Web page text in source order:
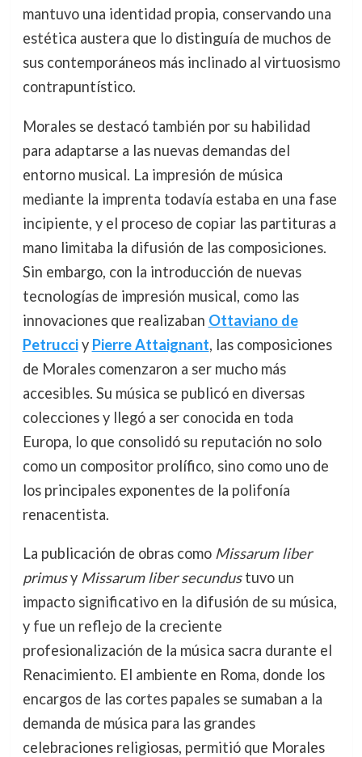
mantuvo una identidad propia, conservando una
estética austera que lo distinguía de muchos de
sus contemporáneos más inclinado al virtuosismo
contrapuntístico.
Morales se destacó también por su habilidad
para adaptarse a las nuevas demandas del
entorno musical. La impresión de música
mediante la imprenta todavía estaba en una fase
incipiente, y el proceso de copiar las partituras a
mano limitaba la difusión de las composiciones.
Sin embargo, con la introducción de nuevas
tecnologías de impresión musical, como las
innovaciones que realizaban Ottaviano de
Petrucciy Pierre Attaignant, las composiciones
de Morales comenzaron a ser mucho más
accesibles. Su música se publicó en diversas
colecciones y llegó a ser conocida en toda
Europa, lo que consolidó su reputación no solo
como un compositor prolífico, sino como uno de
los principales exponentes de la polifonía
renacentista.
La publicación de obras como Missarum liber
primusy Missarum liber secundustuvo un
impacto significativo en la difusión de su música,
y fue un reflejo de la creciente
profesionalización de la música sacra durante el
Renacimiento. El ambiente en Roma, donde los
encargos de las cortes papales se sumaban a la
demanda de música para las grandes
celebraciones religiosas, permitió que Morales